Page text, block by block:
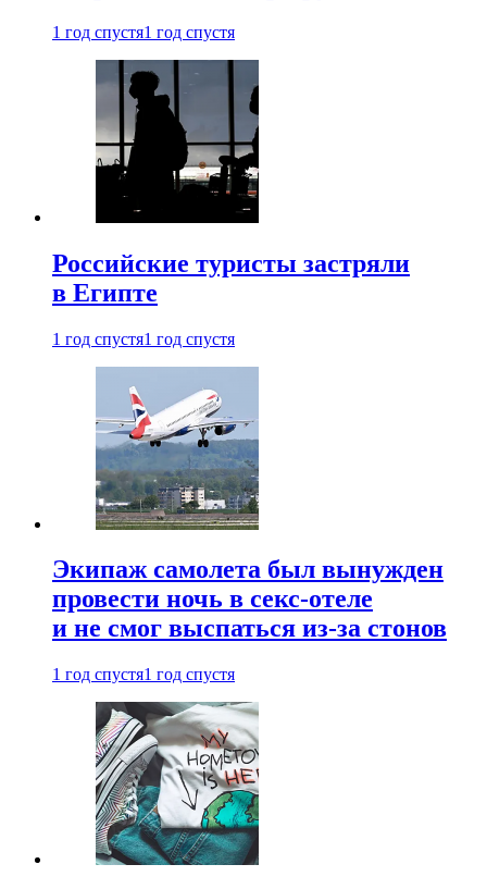
1 год спустя1 год спустя
Российские туристы застряли
в Египте
1 год спустя1 год спустя
Экипаж самолета был вынужден
провести ночь в секс-отеле
и не смог выспаться из-за стонов
1 год спустя1 год спустя